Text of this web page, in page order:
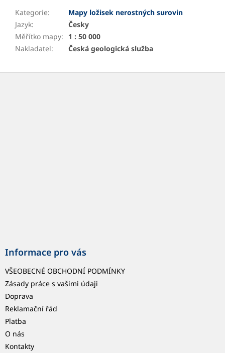
Kategorie:
Mapy ložisek nerostných surovin
Jazyk:
Česky
Měřítko mapy:
1 : 50 000
Nakladatel: Česká geologická služba
Z
Informace pro vás
VŠEOBECNÉ OBCHODNÍ PODMÍNKY
Zásady práce s vašimi údaji
Doprava
Reklamační řád
Platba
O nás
Kontakty